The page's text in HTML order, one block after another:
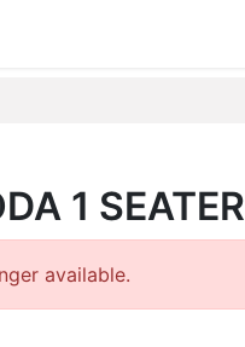
1 SEATER
available.